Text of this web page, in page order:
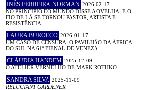
INÊS FERREIRA-NORMAN 2026-02-17
NO PRINCÍPIO DO MUNDO DISSE A OVELHA. E O
FIO DE LÃ SE TORNOU PASTOR, ARTISTA E
RESISTÊNCIA
LAURA BUROCCO 2026-01-17
UM CASO DE CENSURA: O PAVILHÃO DA ÁFRICA
DO SUL NA 61ª BIENAL DE VENEZA
CLÁUDIA HANDEM 2025-12-09
O ATELIER VERMELHO DE MARK ROTHKO
SANDRA SILVA 2025-11-09
RELUCTANT GARDENER